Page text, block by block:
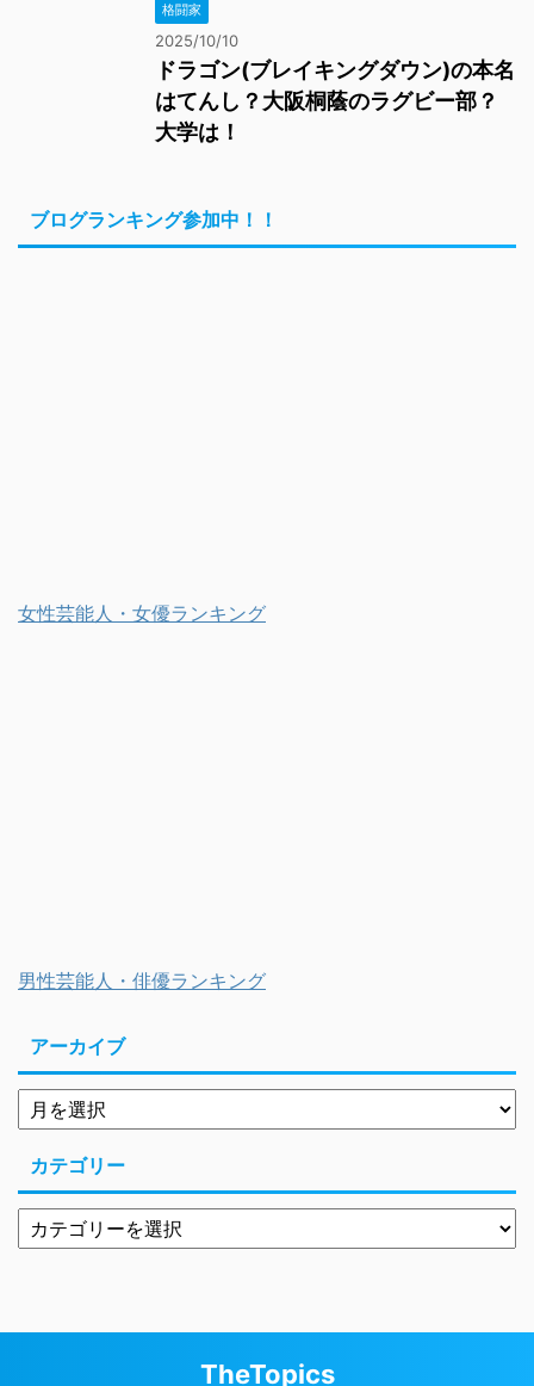
格闘家
2025/10/10
ドラゴン(ブレイキングダウン)の本名
はてんし？大阪桐蔭のラグビー部？
大学は！
ブログランキング参加中！！
女性芸能人・女優ランキング
男性芸能人・俳優ランキング
アーカイブ
カテゴリー
TheTopics